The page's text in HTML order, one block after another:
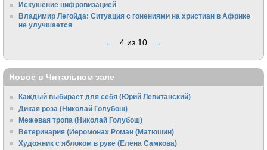
Искушение цифровизацией
Владимир Легойда: Ситуация с гонениями на христиан в Африке
не улучшается
← 4 из 10 →
Новое в Читальном зале
Каждый выбирает для себя (Юрий Левитанский)
Дикая роза (Николай Голубош)
Межевая тропа (Николай Голубош)
Ветеринария (Иеромонах Роман (Матюшин)
Художник с яблоком в руке (Елена Самкова)